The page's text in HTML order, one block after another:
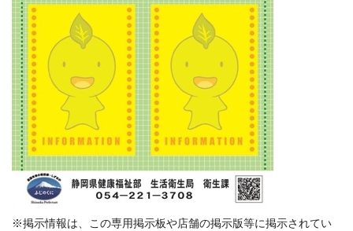
※掲示情報は、この専用掲示板や店舗の掲示版等に掲示されてい